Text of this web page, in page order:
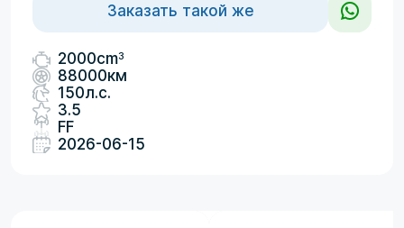
Заказать такой же
2000cm3
88000км
150л.с.
3.5
FF
2026-06-15